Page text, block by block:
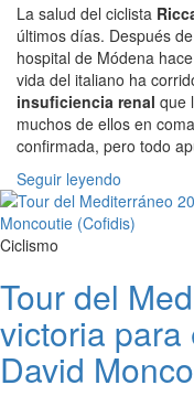
La salud del ciclista
últimos días. Después
hospital de Módena
vida del italiano ha
insuficiencia renal que
muchos de ellos en
confirmada, pero todo
Seguir leyendo
Ciclismo
Tour del
victoria para
David